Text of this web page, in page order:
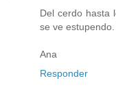
Del cerdo hasta
se ve
Ana
Responder